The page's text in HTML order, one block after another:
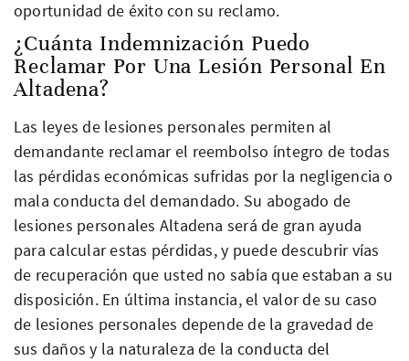
oportunidad de éxito con su reclamo.
¿Cuánta Indemnización Puedo
Reclamar Por Una Lesión Personal En
Altadena?
Las leyes de lesiones personales permiten al
demandante reclamar el reembolso íntegro de todas
las pérdidas económicas sufridas por la negligencia o
mala conducta del demandado. Su abogado de
lesiones personales Altadena será de gran ayuda
para calcular estas pérdidas, y puede descubrir vías
de recuperación que usted no sabía que estaban a su
disposición. En última instancia, el valor de su caso
de lesiones personales depende de la gravedad de
sus daños y la naturaleza de la conducta del